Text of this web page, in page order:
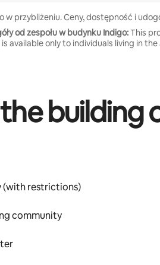
w przybliżeniu. Ceny, dostępność i
od zespołu w budynku Indigo:This
available only to individuals living in
building
(with restrictions)
community